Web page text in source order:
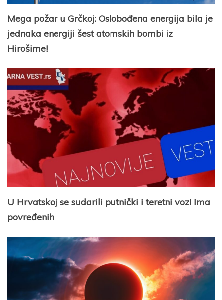
Mega požar u Grčkoj: Oslobođena energija bila je
jednaka energiji šest atomskih bombi iz
Hirošime!
U Hrvatskoj se sudarili putnički i teretni voz! Ima
povređenih